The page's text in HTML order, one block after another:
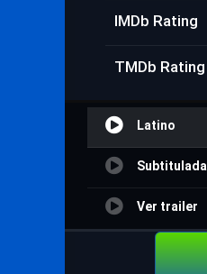
IMDb Rating
TMDb Rating
Latino
Subtitulada
Ver trailer